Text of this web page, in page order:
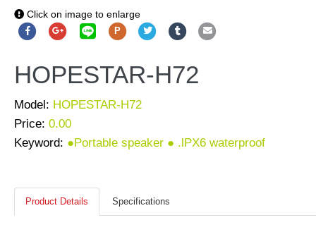
Click on image to enlarge
P
HOPESTAR-H72
Model: HOPESTAR-H72
Price: 0.00
Keyword: ●Portable speaker ● .lPX6 waterproof
Product Details Specifications